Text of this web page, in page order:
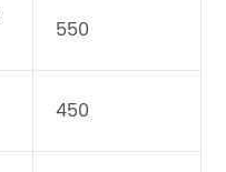
550
450